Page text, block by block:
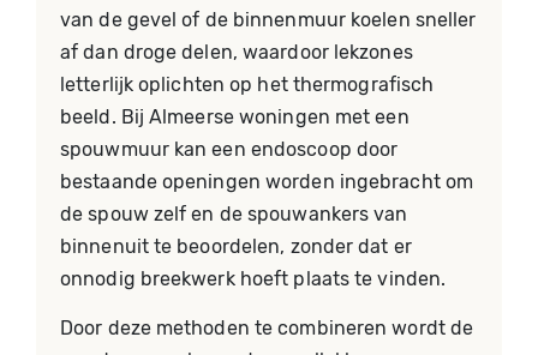
van de gevel of de binnenmuur koelen sneller
af dan droge delen, waardoor lekzones
letterlijk oplichten op het thermografisch
beeld. Bij Almeerse woningen met een
spouwmuur kan een endoscoop door
bestaande openingen worden ingebracht om
de spouw zelf en de spouwankers van
binnenuit te beoordelen, zonder dat er
onnodig breekwerk hoeft plaats te vinden.
Door deze methoden te combineren wordt de